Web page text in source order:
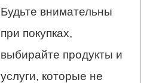
Будьте внимательны
при покупках,
выбирайте продукты и
услуги, которые не